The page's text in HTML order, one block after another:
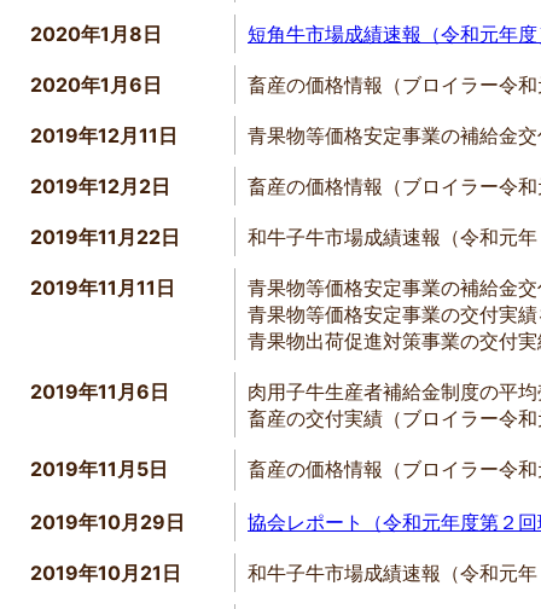
2020年1月8日 短角牛市場成績速報（令和元年
2020年1月6日 畜産の価格情報（ブロイラー令
2019年12月11 日 青果物等価格安定事業の補給金
2019年12月 2日 畜産の価格情報（ブロイラー令
2019年11 月 22日 和牛子牛市場成績速報（令和元
2019年11月11日
青果物等価格安定事業の補給金
青果物等価格安定事業の交付実
青果物出荷促進対策事業の交付
2019年11 月6日
肉用子牛生産者補給金制度の平
畜産の交付実績（ブロイラー令
2019年11月5日 畜産の価格情報（ブロイラー令
2019年10月29日 協会レポート（令和元年度第２
2019年10月21日 和牛子牛市場成績速報（令和元